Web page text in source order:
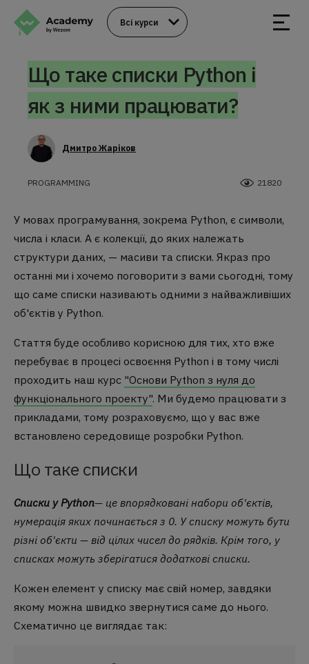
Всі курси
Що таке списки Python і
як з ними працювати?
Дмитро Жаріков
PROGRAMMING 21820
У мовах програмування, зокрема Python, є символи,
числа і класи. А є колекції, до яких належать
структури даних, — масиви та списки. Якраз про
останні ми і хочемо поговорити з вами сьогодні, тому
що саме списки називають одними з найважливіших
об'єктів у Python.
Стаття буде особливо корисною для тих, хто вже
перебуває в процесі освоєння Python і в тому числі
проходить наш курс "Основи Python з нуля до
функціонального проекту". Ми будемо працювати з
прикладами, тому розраховуємо, що у вас вже
встановлено середовище розробки Python.
Що таке списки
Списки у Python— це впорядковані набори об'єктів,
нумерація яких починається з 0. У списку можуть бути
різні об'єкти — від цілих чисел до рядків. Крім того, у
списках можуть зберігатися додаткові списки.
Кожен елемент у списку має свій номер, завдяки
якому можна швидко звернутися саме до нього.
Схематично це виглядає так: